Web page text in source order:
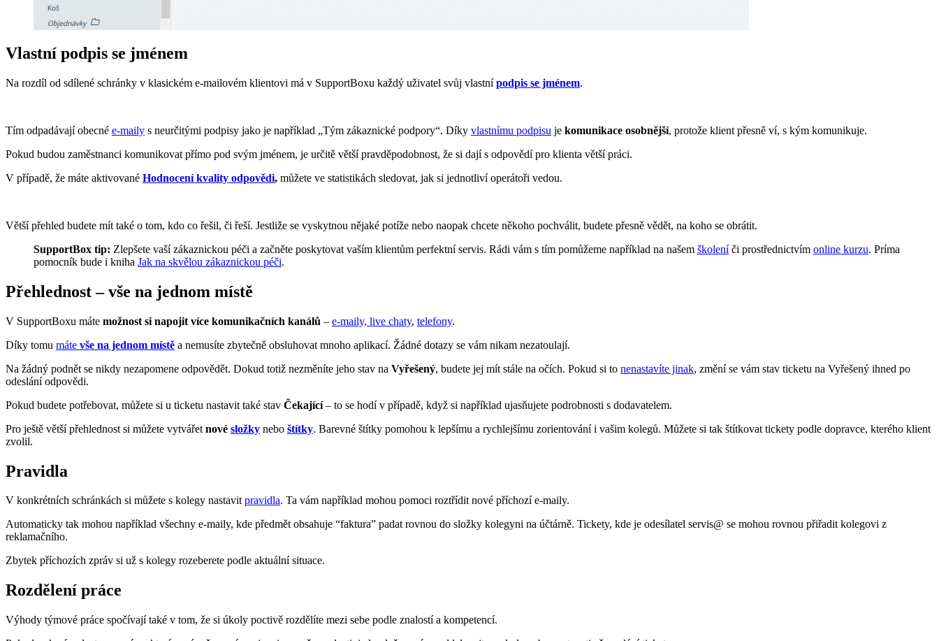
Vlastní podpis se jménem
Na rozdíl od sdílené schránky v klasickém e-mailovém klientovi má v SupportBoxu každý uživatel svůj vlastnípodpis se jménem.
Tím odpadávají obecné e-maily s neurčitými podpisy jako je například „Tým zákaznické podpory“. Díky vlastnímu podpisu je komunikace osobnější, protože klient přesně ví, s kým komunikuje.
Pokud budou zaměstnanci komunikovat přímo pod svým jménem, je určitě větší pravděpodobnost, že si dají s odpovědí pro klienta větší práci.
V případě, že máte aktivované Hodnocení kvality odpovědi, můžete ve statistikách sledovat, jak si jednotliví operátoři vedou.
Větší přehled budete mít také o tom, kdo co řešil, či řeší. Jestliže se vyskytnou nějaké potíže nebo naopak chcete někoho pochválit, budete přesně vědět, na koho se obrátit.
SupportBox tip: Zlepšete vaší zákaznickou péči a začněte poskytovat vaším klientům perfektní servis. Rádi vám s tím pomůžeme například na našem školeníči prostřednictvím online kurzu. Príma
pomocník bude i kniha Jak na skvělou zákaznickou péči.
Přehlednost – vše na jednom místě
V SupportBoxu máte možnost si napojit více komunikačních kanálů – e-maily, live chaty, telefony.
Díky tomu máte vše na jednom místě a nemusíte zbytečně obsluhovat mnoho aplikací. Žádné dotazy se vám nikam nezatoulají.
Na žádný podnět se nikdy nezapomene odpovědět. Dokud totiž nezměníte jeho stav na Vyřešený, budete jej mít stále na očích. Pokud si to nenastavíte jinak, změní se vám stav ticketu na Vyřešený ihned po
odeslání odpovědi.
Pokud budete potřebovat, můžete si u ticketu nastavit také stav Čekající– to se hodí v případě, když si například ujasňujete podrobnosti s dodavatelem.
Pro ještě větší přehlednost si můžete vytvářet nové složky nebo štítky. Barevné štítky pomohou k lepšímu a rychlejšímu zorientování i vašim kolegů. Můžete si tak štítkovat tickety podle dopravce, kterého klient
zvolil.
Pravidla
V konkrétních schránkách si můžete s kolegy nastavitpravidla. Ta vám například mohou pomoci roztřídit nové příchozí e-maily.
Automaticky tak mohou například všechny e-maily, kde předmět obsahuje “faktura” padat rovnou do složky kolegyni na účtárně. Tickety, kde je odesílatel servis@ se mohou rovnou přiřadit kolegovi z
reklamačního.
Zbytek příchozích zpráv si už s kolegy rozeberete podle aktuální situace.
Rozdělení práce
Výhody týmové práce spočívají také v tom, že si úkoly poctivě rozdělíte mezi sebe podle znalostí a kompetencí.